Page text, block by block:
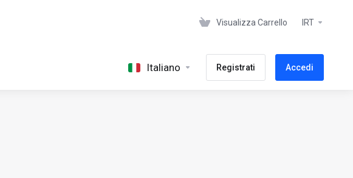
Visualizza Carrello IRT
Italiano Registrati Accedi